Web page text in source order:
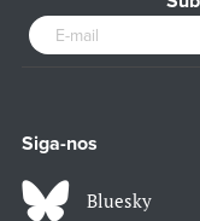
Siga-nos
Bluesky